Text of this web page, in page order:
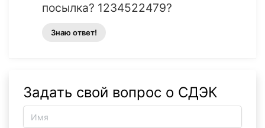
посылка? 1234522479?
Знаю ответ!
Задать свой вопрос о СДЭК